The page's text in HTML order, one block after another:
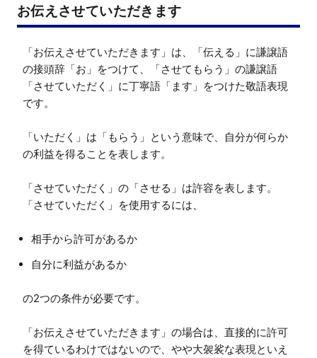
お伝えさせていただきます
「お伝えさせていただきます」は、「伝える」に謙譲語
の接頭辞「お」をつけて、「させてもらう」の謙譲語
「させていただく」に丁寧語「ます」をつけた敬語表現
です。
「いただく」は「もらう」という意味で、自分が何らか
の利益を得ることを表します。
「させていただく」の「させる」は許容を表します。
「させていただく」を使用するには、
相手から許可があるか
自分に利益があるか
の2つの条件が必要です。
「お伝えさせていただきます」の場合は、直接的に許可
を得ているわけではないので、やや大袈裟な表現といえ